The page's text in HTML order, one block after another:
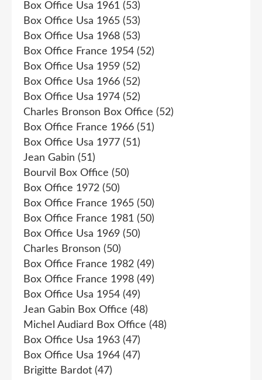
Box Office Usa 1961 (53)
Box Office Usa 1965 (53)
Box Office Usa 1968 (53)
Box Office France 1954 (52)
Box Office Usa 1959 (52)
Box Office Usa 1966 (52)
Box Office Usa 1974 (52)
Charles Bronson Box Office (52)
Box Office France 1966 (51)
Box Office Usa 1977 (51)
Jean Gabin (51)
Bourvil Box Office (50)
Box Office 1972 (50)
Box Office France 1965 (50)
Box Office France 1981 (50)
Box Office Usa 1969 (50)
Charles Bronson (50)
Box Office France 1982 (49)
Box Office France 1998 (49)
Box Office Usa 1954 (49)
Jean Gabin Box Office (48)
Michel Audiard Box Office (48)
Box Office Usa 1963 (47)
Box Office Usa 1964 (47)
Brigitte Bardot (47)